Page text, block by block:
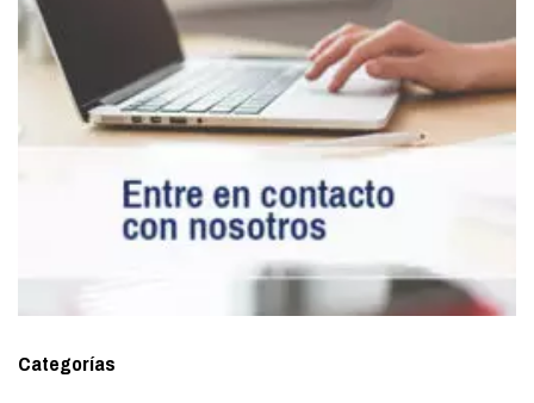
Categorías